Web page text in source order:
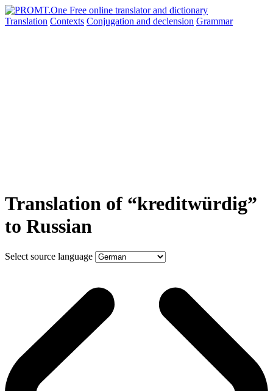
Translation Contexts Conjugation and declension Grammar
Translation of “kreditwürdig”
to Russian
Select source language